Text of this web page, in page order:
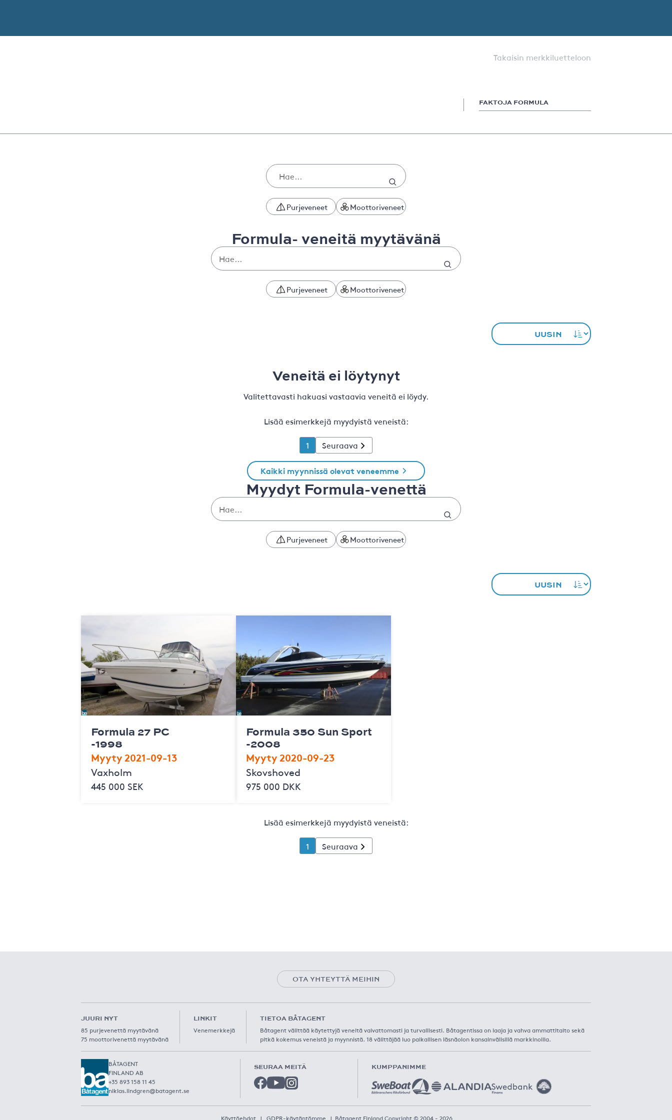
Takaisin merkkiluetteloon
FAKTOJA FORMULA
Purjeveneet Moottoriveneet
Formula- veneitä myytävänä
Purjeveneet Moottoriveneet
Veneitä ei löytynyt
Valitettavasti hakuasi vastaavia veneitä ei löydy.
Lisää esimerkkejä myydyistä veneistä:
1 Seuraava
Kaikki myynnissä olevat veneemme
Myydyt Formula-venettä
Purjeveneet Moottoriveneet
Formula 27 PC
-1998
Myyty 2021-09-13
Vaxholm
445 000 SEK
Formula 350 Sun Sport
-2008
Myyty 2020-09-23
Skovshoved
975 000 DKK
Lisää esimerkkejä myydyistä veneistä:
1 Seuraava
OTA YHTEYTTÄ MEIHIN
JUURI NYT
85 purjevenettä myytävänä
75 moottorivenettä myytävänä
LINKIT
Venemerkkejä
TIETOA BÅTAGENT
Båtagent välittää käytettyjä veneitä vaivattomasti ja turvallisesti. Båtagentissa on laaja ja vahva ammattitaito sekä
pitkä kokemus veneistä ja myynnistä. 18 välittäjää luo paikallisen läsnäolon kansainvälisillä markkinoilla.
BÅTAGENT
FINLAND AB
+35 893 158 11 45
niklas.lindgren@batagent.se
SEURAA MEITÄ KUMPPANIMME
Käyttöehdot | GDPR-käytäntömme | Båtagent Finland Copyright © 2004 - 2026